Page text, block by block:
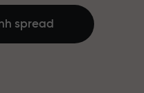
spread